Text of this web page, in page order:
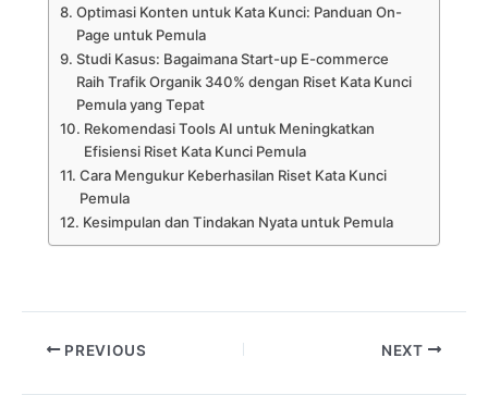
Optimasi Konten untuk Kata Kunci: Panduan On-
Page untuk Pemula
Studi Kasus: Bagaimana Start-up E-commerce
Raih Trafik Organik 340% dengan Riset Kata Kunci
Pemula yang Tepat
Rekomendasi Tools AI untuk Meningkatkan
Efisiensi Riset Kata Kunci Pemula
Cara Mengukur Keberhasilan Riset Kata Kunci
Pemula
Kesimpulan dan Tindakan Nyata untuk Pemula
PREVIOUS NEXT